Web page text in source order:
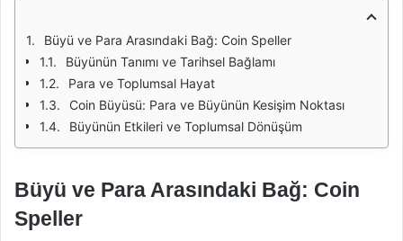
Büyü ve Para Arasındaki Bağ: Coin Speller
Büyünün Tanımı ve Tarihsel Bağlamı
Para ve Toplumsal Hayat
Coin Büyüsü: Para ve Büyünün Kesişim Noktası
Büyünün Etkileri ve Toplumsal Dönüşüm
Büyü ve Para Arasındaki Bağ: Coin
Speller